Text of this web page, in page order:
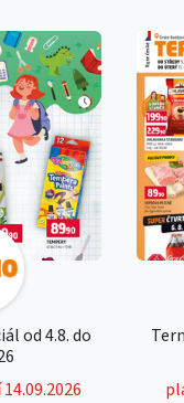
od 4.8. do